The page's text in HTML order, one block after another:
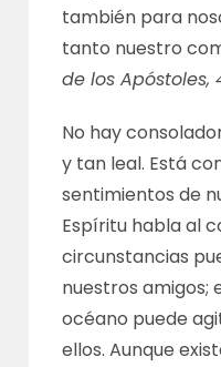
también para
tanto nuestro
de los Apóstoles,
No hay
y tan leal. Está
sentimientos de
Espíritu habla al
circunstancias
nuestros amigos;
océano puede
ellos. Aunque